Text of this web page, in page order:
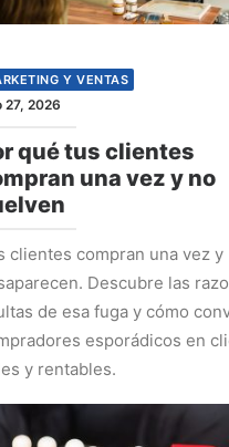
Y VENTAS
27, 2026
qué tus clientes
una vez y no
clientes compran una vez y
Descubre las
de esa fuga y cómo
esporádicos en
y rentables.